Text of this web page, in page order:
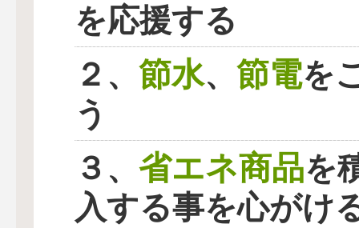
を応援する
２、 節水、 節電を
う
３、 省エネ商品を
入する事を心がけ